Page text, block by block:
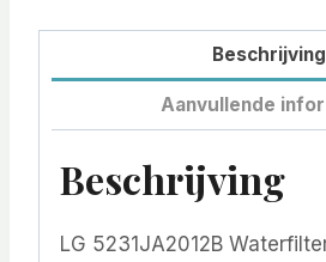
Beschrijving
Aanvullende
Beschrijving
LG 5231JA2012B